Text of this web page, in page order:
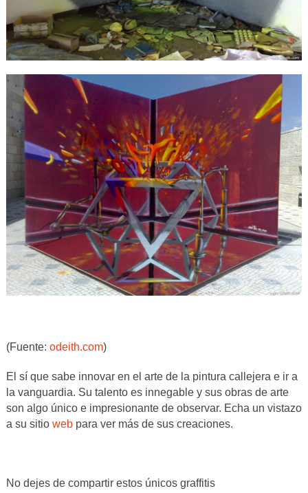
(Fuente: odeith.com)
El sí que sabe innovar en el arte de la pintura callejera e ir a
la vanguardia. Su talento es innegable y sus obras de arte
son algo único e impresionante de observar. Echa un vistazo
a su sitio webpara ver más de sus creaciones.
No dejes de compartir estos únicos graffitis